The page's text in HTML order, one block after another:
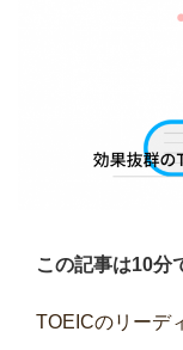
この記事は10分
TOEICのリーデ